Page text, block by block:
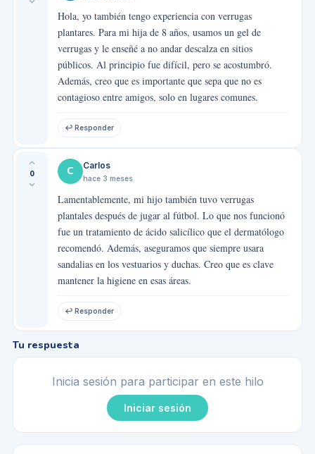
Hola, yo también tengo experiencia con verrugas
plantares. Para mi hija de 8 años, usamos un gel de
verrugas y le enseñé a no andar descalza en sitios
públicos. Al principio fue difícil, pero se acostumbró.
Además, creo que es importante que sepa que no es
contagioso entre amigos, solo en lugares comunes.
↩ Responder
0 C Carlos
hace 3 meses
Lamentablemente, mi hijo también tuvo verrugas
plantales después de jugar al fútbol. Lo que nos funcionó
fue un tratamiento de ácido salicílico que el dermatólogo
recomendó. Además, aseguramos que siempre usara
sandalias en los vestuarios y duchas. Creo que es clave
mantener la higiene en esas áreas.
↩ Responder
Tu respuesta
Inicia sesión para participar en este hilo
Iniciar sesión